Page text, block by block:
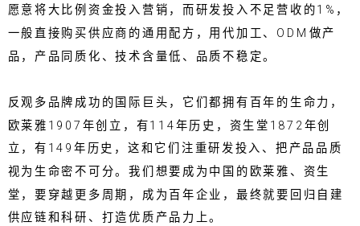
愿意将大比例资金投入营销，而研发投入不足营收的1%，
一般直接购买供应商的通用配方，用代加工、ODM做产
品，产品同质化、技术含量低、品质不稳定。
反观多品牌成功的国际巨头，它们都拥有百年的生命力，
欧莱雅1907年创立，有114年历史，资生堂1872年创
立，有149年历史，这和它们注重研发投入、把产品品质
视为生命密不可分。我们想要成为中国的欧莱雅、资生
堂，要穿越更多周期，成为百年企业，最终就要回归自建
供应链和科研、打造优质产品力上。